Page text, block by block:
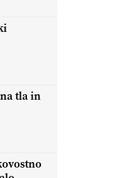
tla in